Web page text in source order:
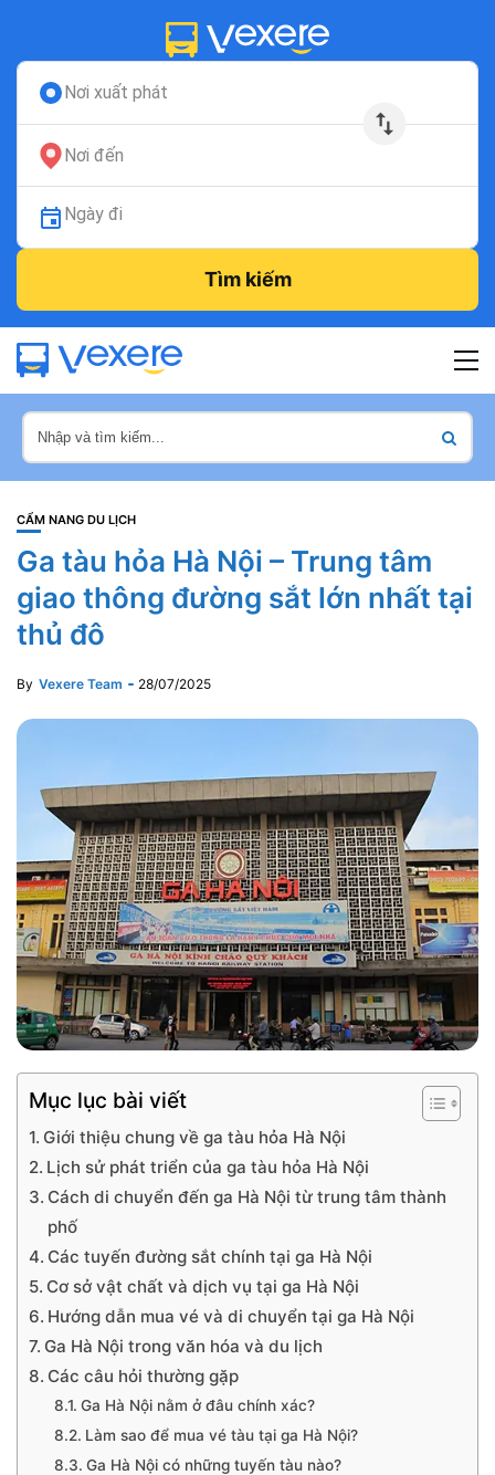
Nơi xuất phát
Nơi đến
Ngày đi
Tìm kiếm
CẨM NANG DU LỊCH
Ga tàu hỏa Hà Nội – Trung tâm
giao thông đường sắt lớn nhất tại
thủ đô
By Vexere Team 28/07/2025
Mục lục bài viết
Giới thiệu chung về ga tàu hỏa Hà Nội
Lịch sử phát triển của ga tàu hỏa Hà Nội
Cách di chuyển đến ga Hà Nội từ trung tâm thành
phố
Các tuyến đường sắt chính tại ga Hà Nội
Cơ sở vật chất và dịch vụ tại ga Hà Nội
Hướng dẫn mua vé và di chuyển tại ga Hà Nội
Ga Hà Nội trong văn hóa và du lịch
Các câu hỏi thường gặp
Ga Hà Nội nằm ở đâu chính xác?
Làm sao để mua vé tàu tại ga Hà Nội?
Ga Hà Nội có những tuyến tàu nào?